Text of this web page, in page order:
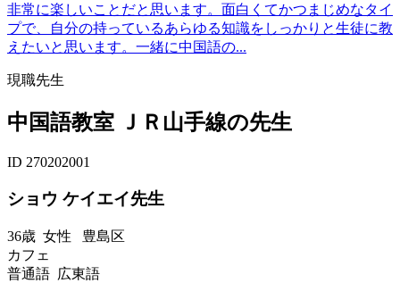
非常に楽しいことだと思います。面白くてかつまじめなタイ
プで、自分の持っているあらゆる知識をしっかりと生徒に教
えたいと思います。一緒に中国語の...
現職先生
中国語教室 ＪＲ山手線の先生
ID 270202001
ショウ ケイエイ先生
36歳 女性 豊島区
カフェ
普通語 広東語